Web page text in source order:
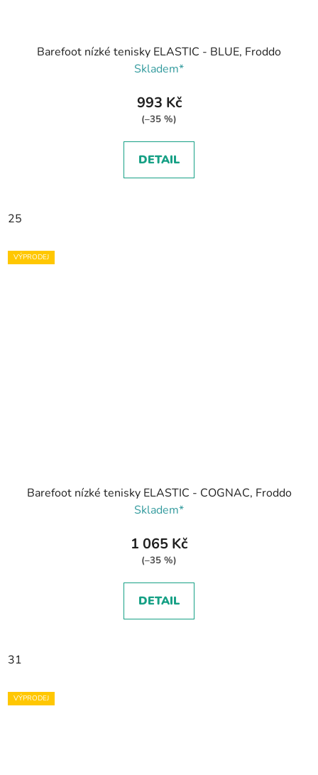
Barefoot nízké tenisky ELASTIC - BLUE, Froddo
Skladem*
993 Kč
(–35 %)
DETAIL
25
VÝPRODEJ
Barefoot nízké tenisky ELASTIC - COGNAC, Froddo
Skladem*
1 065 Kč
(–35 %)
DETAIL
31
VÝPRODEJ